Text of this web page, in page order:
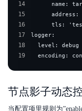
14
15
16
17
18
19
encoding:
节点影子动态
当配置项里规则为